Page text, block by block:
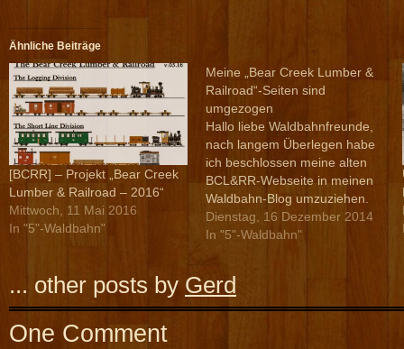
Ähnliche Beiträge
[BCRR] – Projekt „Bear Creek
Lumber & Railroad – 2016“
Mittwoch, 11 Mai 2016
In "5"-Waldbahn"
Meine „Bear Creek Lumber &
Railroad“-Seiten sind
umgezogen
Hallo liebe Waldbahnfreunde,
nach langem Überlegen habe
ich beschlossen meine alten
BCL&RR-Webseite in meinen
Waldbahn-Blog umzuziehen.
Ich habe im Kopfmenü Seiten
eingefügt zum rollenden
entsprechen diese Seiten dem
was auch auf der alten
Dienstag, 16 Dezember 2014
In "5"-Waldbahn"
... other posts by Gerd
One Comment